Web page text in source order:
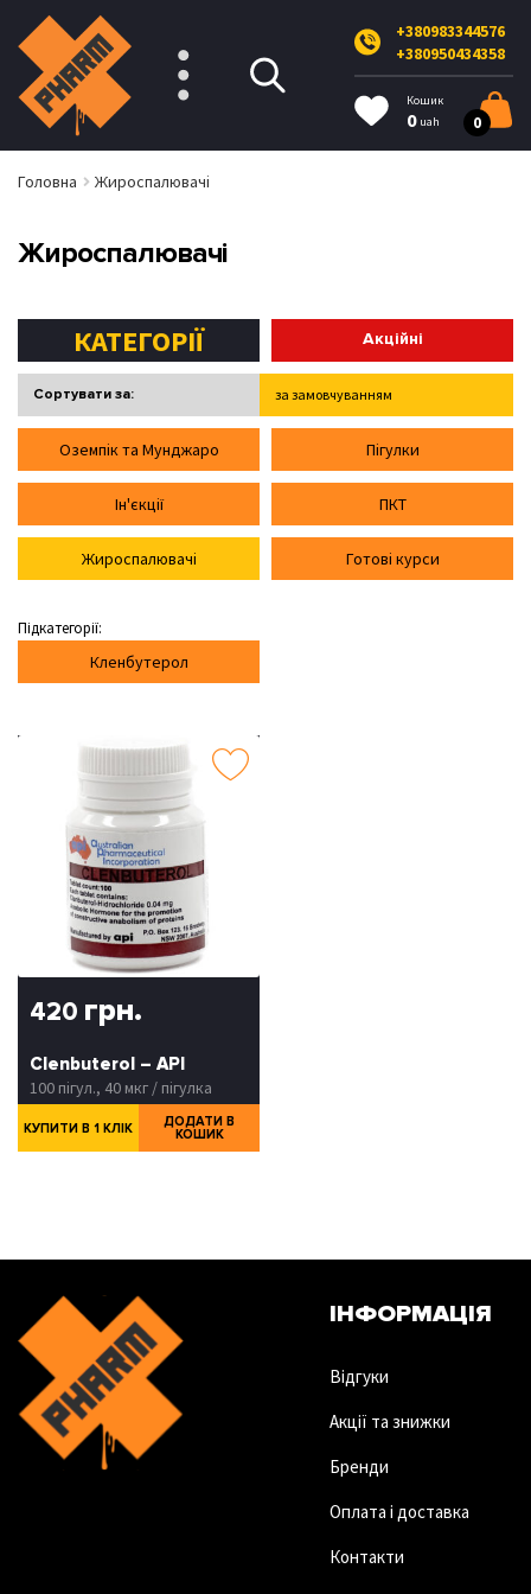
+380983344576
+380950434358
Кошик
0 uah 0
Головна Жироспалювачі
Жироспалювачі
КАТЕГОРІЇ
Сортувати за: за замовчуванням
від дорогих до дешевих
за рейтингом
Акційні
Оземпік та Мунджаро Пігулки
Ін'єкції ПКТ
Жироспалювачі Готові курси
Підкатегорії:
Кленбутерол
420 грн.
Clenbuterol – API
100 пігул., 40 мкг / пігулка
КУПИТИ В 1 КЛІК
ДОДАТИ В
КОШИК
ІНФОРМАЦІЯ
Відгуки
Акції та знижки
Бренди
Оплата і доставка
Контакти